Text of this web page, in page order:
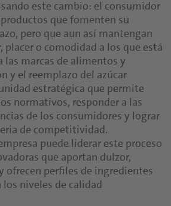
este cambio: el consumidor
que fomenten su
pero que aun así mantengan
placer o comodidad a los que está
las marcas de alimentos y
y el reemplazo del azúcar
estratégica que permite
normativos, responder a las
de los consumidores y lograr
de competitividad.
puede liderar este proceso
que aportan dulzor,
ofrecen perfiles de ingredientes
niveles de calidad